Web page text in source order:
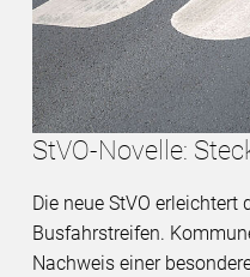
StVO-Novelle:
Die neue StVO erleichtert
Busfahrstreifen.
Nachweis einer